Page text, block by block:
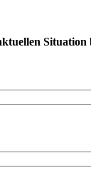
Situation